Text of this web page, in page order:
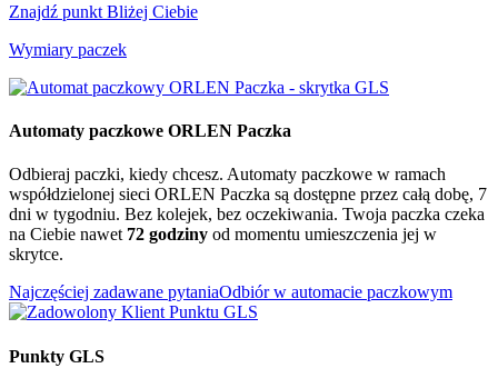
Znajdź punkt Bliżej Ciebie
Wymiary paczek
Automaty paczkowe ORLEN Paczka
Odbieraj paczki, kiedy chcesz. Automaty paczkowe w ramach
współdzielonej sieci ORLEN Paczka są dostępne przez całą dobę, 7
dni w tygodniu. Bez kolejek, bez oczekiwania. Twoja paczka czeka
na Ciebie nawet 72 godziny od momentu umieszczenia jej w
skrytce.
Najczęściej zadawane pytaniaOdbiór w automacie paczkowym
Punkty GLS